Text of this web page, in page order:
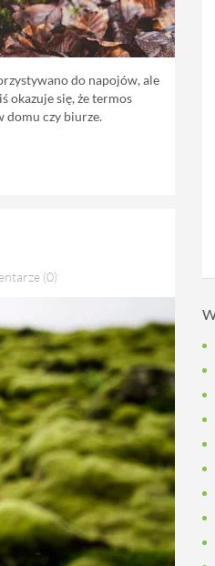
do napojów, ale
okazuje się, że termos
domu czy biurze.
(0)